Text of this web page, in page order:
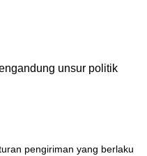
unsur politik
pengiriman yang berlaku